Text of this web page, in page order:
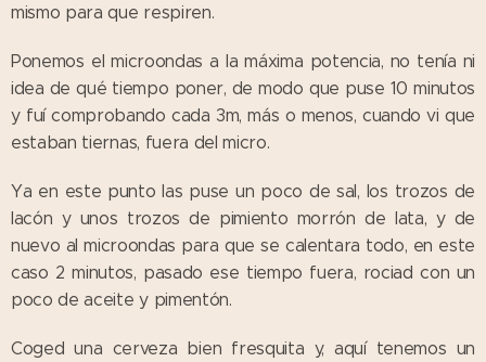
mismo para que respiren.
Ponemos el microondas a la máxima potencia, no tenía ni
idea de qué tiempo poner, de modo que puse 10 minutos
y fuí comprobando cada 3m, más o menos, cuando vi que
estaban tiernas, fuera del micro.
Ya en este punto las puse un poco de sal, los trozos de
lacón y unos trozos de pimiento morrón de lata, y de
nuevo al microondas para que se calentara todo, en este
caso 2 minutos, pasado ese tiempo fuera, rociad con un
poco de aceite y pimentón.
Coged una cerveza bien fresquita y, aquí tenemos un